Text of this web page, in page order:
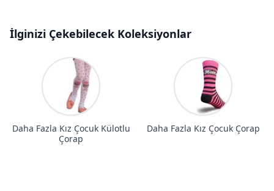
İlginizi Çekebilecek Koleksiyonlar
Daha Fazla Kız Çocuk Külotlu
Çorap
Daha Fazla Kız Çocuk Çorap